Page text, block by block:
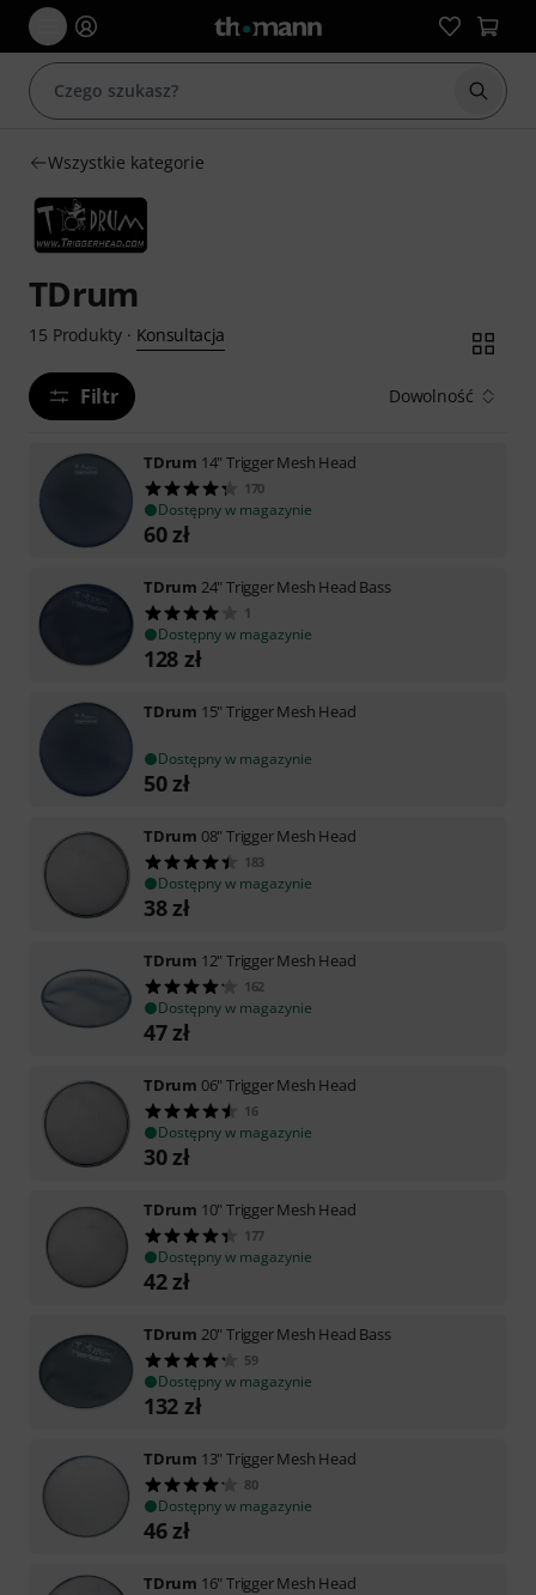
Wszystkie kategorie
TDrum
15 Produkty· Konsultacja
Filtr Dowolność
TDrum 14" Trigger Mesh Head
170
Dostępny w magazynie
60zł
TDrum 24" Trigger Mesh Head Bass
1
Dostępny w magazynie
128 zł
TDrum 15" Trigger Mesh Head
Dostępny w magazynie
50zł
TDrum 08" Trigger Mesh Head
183
Dostępny w magazynie
38zł
TDrum 12" Trigger Mesh Head
162
Dostępny w magazynie
47zł
TDrum 06" Trigger Mesh Head
16
Dostępny w magazynie
30zł
TDrum 10" Trigger Mesh Head
177
Dostępny w magazynie
42zł
TDrum 20" Trigger Mesh Head Bass
59
Dostępny w magazynie
132 zł
TDrum 13" Trigger Mesh Head
80
Dostępny w magazynie
46zł
TDrum 16" Trigger Mesh Head